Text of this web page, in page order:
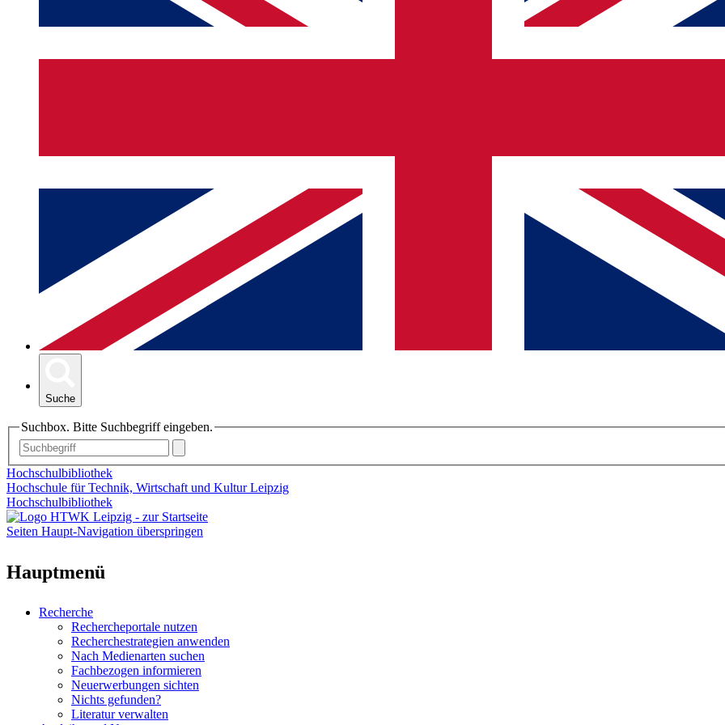
Suche
Suchbox. Bitte Suchbegriff eingeben.
Hochschulbibliothek
Hochschule für Technik, Wirtschaft und Kultur Leipzig
Hochschulbibliothek
Seiten Haupt-Navigation überspringen
Hauptmenü
Recherche
Rechercheportale nutzen
Recherchestrategien anwenden
Nach Medienarten suchen
Fachbezogen informieren
Neuerwerbungen sichten
Nichts gefunden?
Literatur verwalten